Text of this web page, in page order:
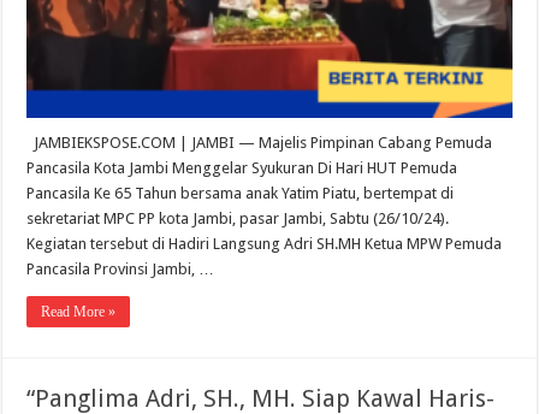
JAMBIEKSPOSE.COM | JAMBI — Majelis Pimpinan Cabang Pemuda
Pancasila Kota Jambi Menggelar Syukuran Di Hari HUT Pemuda
Pancasila Ke 65 Tahun bersama anak Yatim Piatu, bertempat di
sekretariat MPC PP kota Jambi, pasar Jambi, Sabtu (26/10/24).
Kegiatan tersebut di Hadiri Langsung Adri SH.MH Ketua MPW Pemuda
Pancasila Provinsi Jambi, …
Read More »
“Panglima Adri, SH., MH. Siap Kawal Haris-